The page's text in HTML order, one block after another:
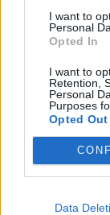
I want to
Personal
Opted In
I want to
Retention,
Personal
Purposes
Opted Out
Data
të fundit